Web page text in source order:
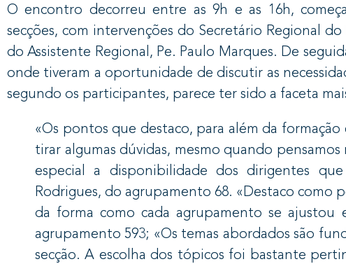
O encontro decorreu entre as 9h e as 16h,
secções, com intervenções do Secretário Regional
do Assistente Regional, Pe. Paulo Marques. De
onde tiveram a oportunidade de discutir as
segundo os participantes, parece ter sido a faceta
«Os pontos que destaco, para além da
tirar algumas dúvidas, mesmo quando
especial a disponibilidade dos dirigentes
Rodrigues, do agrupamento 68. «Destaco
da forma como cada agrupamento se ajustou
agrupamento 593; «Os temas abordados são
secção. A escolha dos tópicos foi bastante